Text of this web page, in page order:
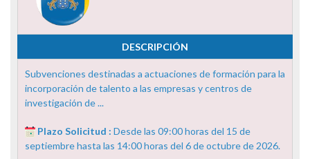
DESCRIPCIÓN
Subvenciones destinadas a actuaciones de formación para la
incorporación de talento a las empresas y centros de
investigación de ...
Plazo Solicitud : Desde las 09:00 horas del 15 de
septiembre hasta las 14:00 horas del 6 de octubre de 2026.